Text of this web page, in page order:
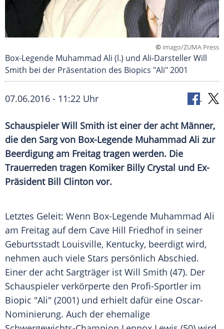
© imago/ZUMA Press
Box-Legende Muhammad Ali (l.) und Ali-Darsteller Will
Smith bei der Präsentation des Biopics "Ali" 2001
07.06.2016 - 11:22 Uhr
Schauspieler Will Smith ist einer der acht Männer,
die den Sarg von Box-Legende Muhammad Ali zur
Beerdigung am Freitag tragen werden. Die
Trauerreden tragen Komiker Billy Crystal und Ex-
Präsident Bill Clinton vor.
Letztes Geleit: Wenn Box-Legende Muhammad Ali
am Freitag auf dem Cave Hill Friedhof in seiner
Geburtsstadt Louisville, Kentucky, beerdigt wird,
nehmen auch viele Stars persönlich Abschied.
Einer der acht Sargträger ist Will Smith (47). Der
Schauspieler verkörperte den Profi-Sportler im
Biopic "Ali" (2001) und erhielt dafür eine Oscar-
Nominierung. Auch der ehemalige